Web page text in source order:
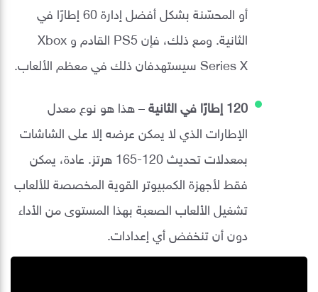
أو المحسّنة بشكل أفضل إدارة 60 إطارًا في
الثانية. ومع ذلك، فإن PS5 القادم و Xbox
Series X سيستهدفان ذلك في معظم الألعاب.
120 إطارًا في الثانية
– هذا هو نوع معدل
الإطارات الذي لا يمكن عرضه إلا على الشاشات
بمعدلات تحديث 120-165 هرتز. عادة، يمكن
فقط لأجهزة الكمبيوتر القوية المخصصة للألعاب
تشغيل الألعاب الصعبة بهذا المستوى من الأداء
دون أن تنخفض أي إعدادات.